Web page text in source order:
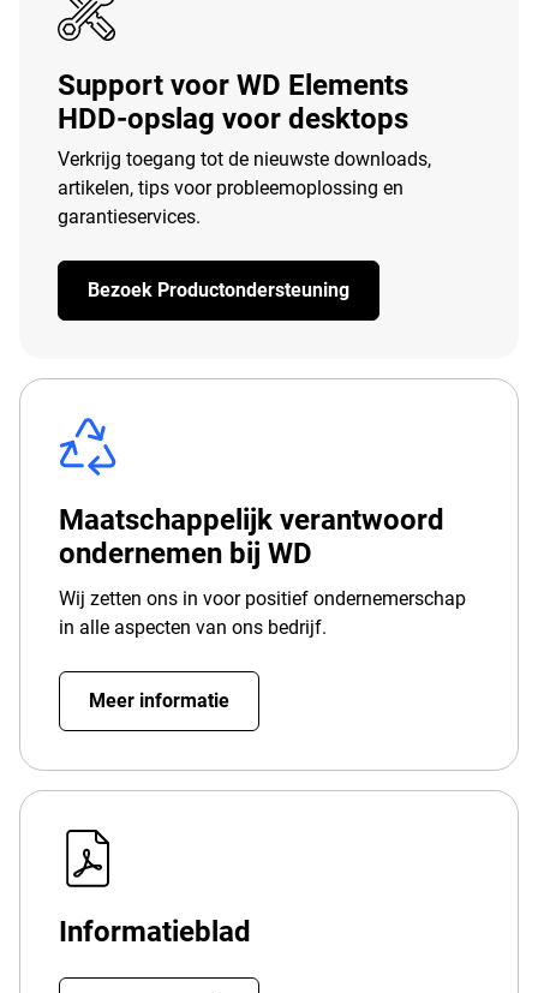
Support voor WD Elements
HDD-opslag voor desktops
Verkrijg toegang tot de nieuwste downloads,
artikelen, tips voor probleemoplossing en
garantieservices.
Bezoek Productondersteuning
Maatschappelijk verantwoord
ondernemen bij WD
Wij zetten ons in voor positief ondernemerschap
in alle aspecten van ons bedrijf.
Meer informatie
Informatieblad